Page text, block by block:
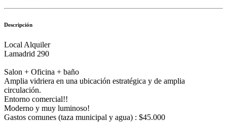
Descripción
Local Alquiler
Lamadrid 290
Salon + Oficina + baño
Amplia vidriera en una ubicación estratégica y de amplia
circulación.
Entorno comercial!!
Moderno y muy luminoso!
Gastos comunes (taza municipal y agua) : $45.000